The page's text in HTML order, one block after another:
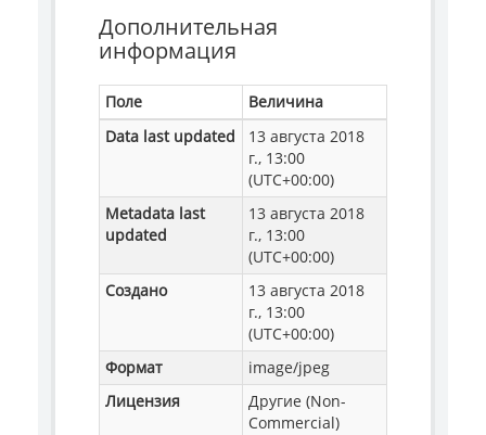
Дополнительная
информация
Поле
Величина
Data last updated
13 августа 2018
г., 13:00
(UTC+00:00)
Metadata last
updated
13 августа 2018
г., 13:00
(UTC+00:00)
Создано
13 августа 2018
г., 13:00
(UTC+00:00)
Формат
image/jpeg
Лицензия
Другие (Non-
Commercial)